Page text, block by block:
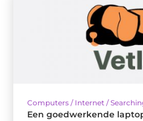
Computers / Internet /
Een goedwerkende